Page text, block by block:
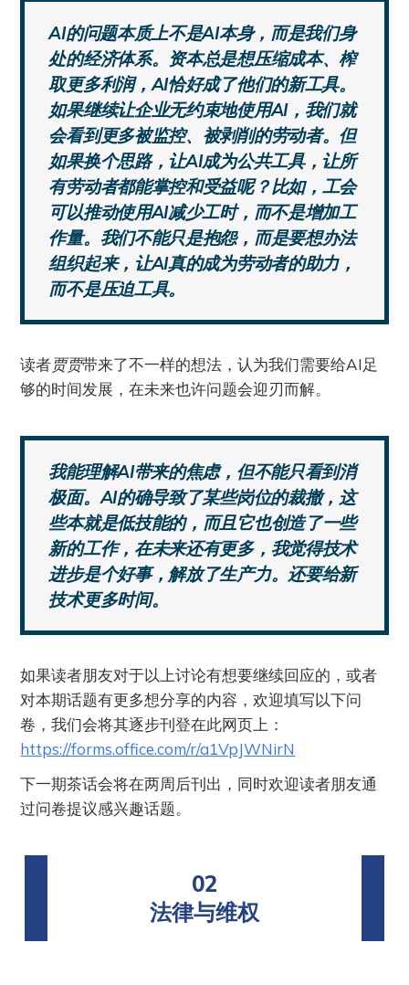
AI的问题本质上不是AI本身，而是我们身
处的经济体系。资本总是想压缩成本、榨
取更多利润，AI恰好成了他们的新工具。
如果继续让企业无约束地使用AI，我们就
会看到更多被监控、被剥削的劳动者。但
如果换个思路，让AI成为公共工具，让所
有劳动者都能掌控和受益呢？比如，工会
可以推动使用AI减少工时，而不是增加工
作量。我们不能只是抱怨，而是要想办法
组织起来，让AI真的成为劳动者的助力，
而不是压迫工具。
读者贾贾带来了不一样的想法，认为我们需要给AI足
够的时间发展，在未来也许问题会迎刃而解。
我能理解AI带来的焦虑，但不能只看到消
极面。AI的确导致了某些岗位的裁撤，这
些本就是低技能的，而且它也创造了一些
新的工作，在未来还有更多，我觉得技术
进步是个好事，解放了生产力。还要给新
技术更多时间。
如果读者朋友对于以上讨论有想要继续回应的，或者
对本期话题有更多想分享的内容，欢迎填写以下问
卷，我们会将其逐步刊登在此网页上：
https://forms.office.com/r/a1VpJWNirN
下一期茶话会将在两周后刊出，同时欢迎读者朋友通
过问卷提议感兴趣话题。
02
法律与维权